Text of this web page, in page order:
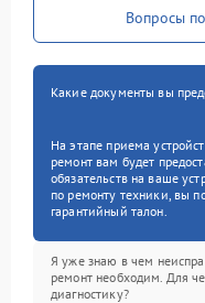
Вопросы
Какие документы вы
На этапе приема
ремонт вам будет
обязательств на ваше
по ремонту техники, вы
гарантийный талон.
Я уже знаю в чем
ремонт необходим. Для
диагностику?